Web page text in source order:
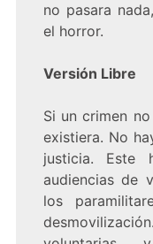
no pasara
el horror.
Versión Libre
Si un crimen
existiera. No
justicia.
audiencias de
los